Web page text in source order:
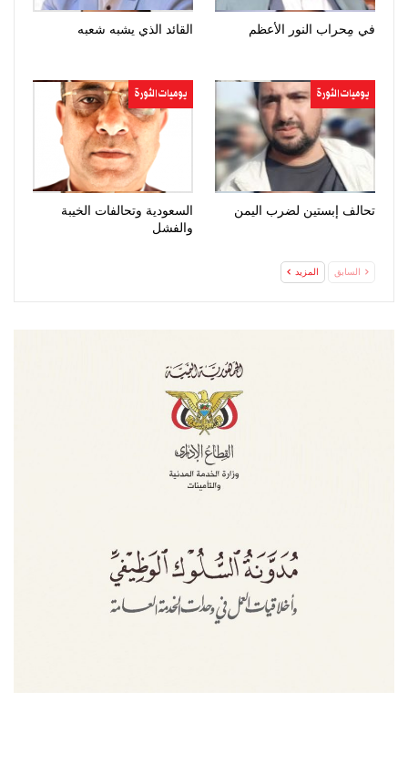
في مِحراب النور الأعظم القائد الذي يشبه شعبه
يوميات الثورة
تحالف إبستين لضرب اليمن
يوميات الثورة
السعودية وتحالفات الخيبة
والفشل
السابق المزيد